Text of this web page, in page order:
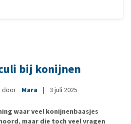
bij konijnen
door Mara | 3 juli 2025
waar veel konijnenbaasjes
maar die toch veel vragen